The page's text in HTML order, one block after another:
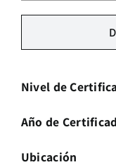
Nivel de
Año de
Ubicación